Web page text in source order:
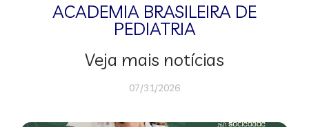
ACADEMIA BRASILEIRA DE
PEDIATRIA
Veja mais notícias
07/31/2026